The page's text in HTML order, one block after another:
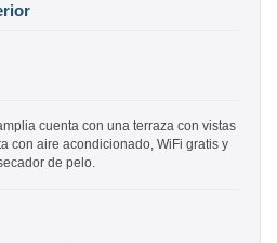
cuenta con una terraza con vistas
con aire acondicionado, WiFi gratis y
de pelo.